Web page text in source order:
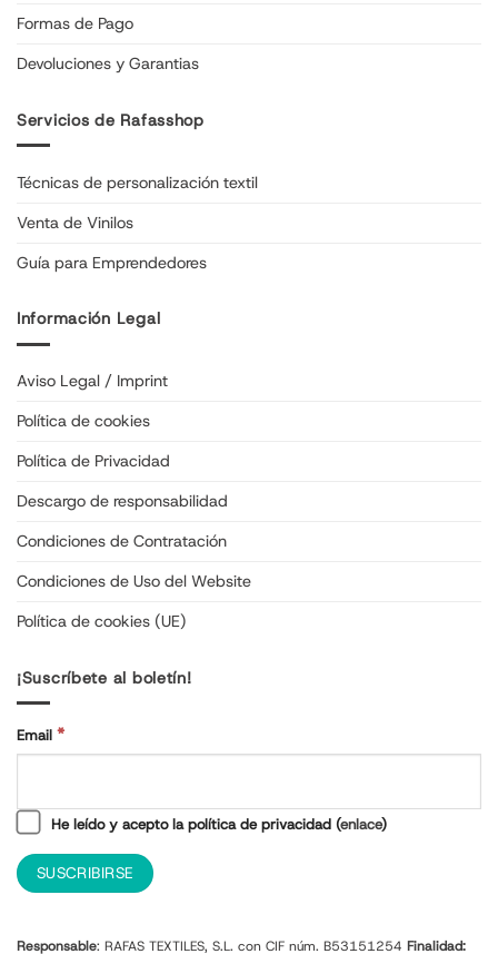
Formas de Pago
Devoluciones y Garantias
Servicios de Rafasshop
Técnicas de personalización textil
Venta de Vinilos
Guía para Emprendedores
Información Legal
Aviso Legal / Imprint
Política de cookies
Política de Privacidad
Descargo de responsabilidad
Condiciones de Contratación
Condiciones de Uso del Website
Política de cookies (UE)
¡Suscríbete al boletín!
Email *
He leído y acepto la política de privacidad (enlace)
Responsable: RAFAS TEXTILES, S.L. con CIF núm. B53151254 Finalidad: